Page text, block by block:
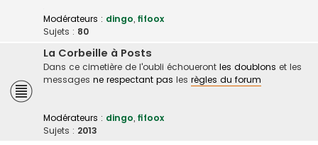
Modérateurs : dingo, fifoox
Sujets : 80
La Corbeille à Posts
Dans ce cimetière de l'oubli échoueront les doublons et les
messages ne respectant pas les règles du forum
Modérateurs : dingo, fifoox
Sujets : 2013